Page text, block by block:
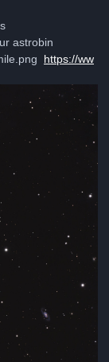
astrobin
https://ww